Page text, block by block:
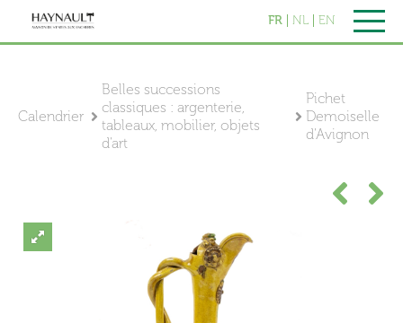
FR NL EN
Calendrier
Belles successions
classiques : argenterie,
tableaux, mobilier, objets
d'art
Pichet
Demoiselle
d'Avignon